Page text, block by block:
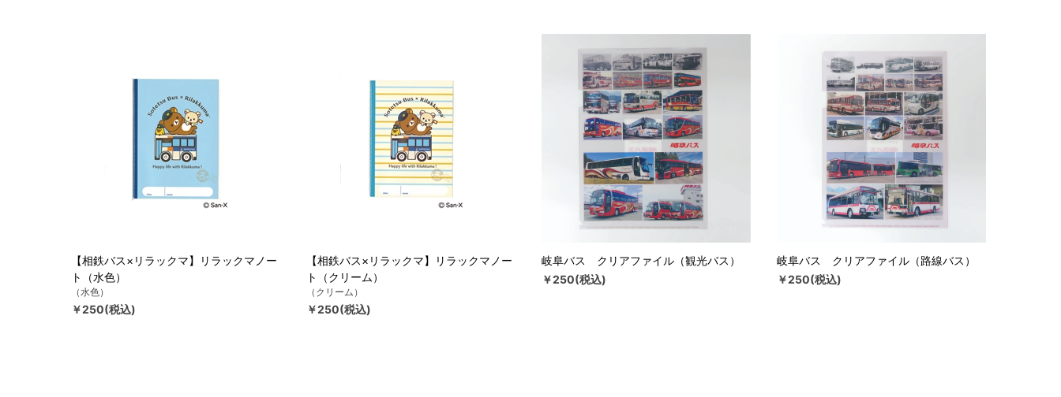
【相鉄バス×リラックマ】リラックマノー
ト（水色）
（水色）
￥250(税込)
【相鉄バス×リラックマ】リラックマノー
ト（クリーム）
（クリーム）
￥250(税込)
岐阜バス クリアファイル（観光バス）
￥250(税込)
岐阜バス クリアファイル（路線バス）
￥250(税込)